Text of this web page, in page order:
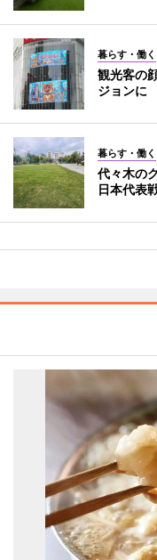
暮らす・働く
観光客の
ジョンに
暮らす・働く
代々木の
日本代表